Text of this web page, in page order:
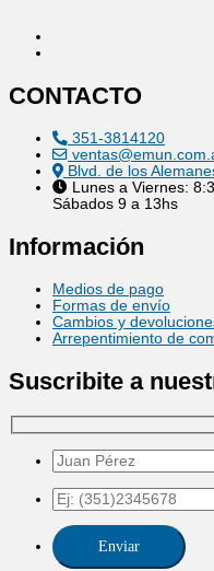
CONTACTO
351-3814120
Blvd. de los
Lunes a Viernes:
Sábados 9 a 13hs
Información
Medios de pago
Formas de envío
Cambios y
Arrepentimiento de
Suscribite a